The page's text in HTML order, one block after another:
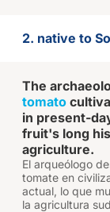
2. native to
The
tomato
in present-
fruit's long
agriculture.
El arqueólogo
tomate en
actual, lo que
la agricultura